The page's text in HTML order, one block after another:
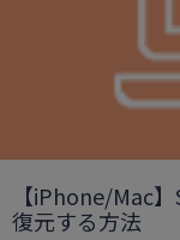
【iPhone/Mac
復元する方法